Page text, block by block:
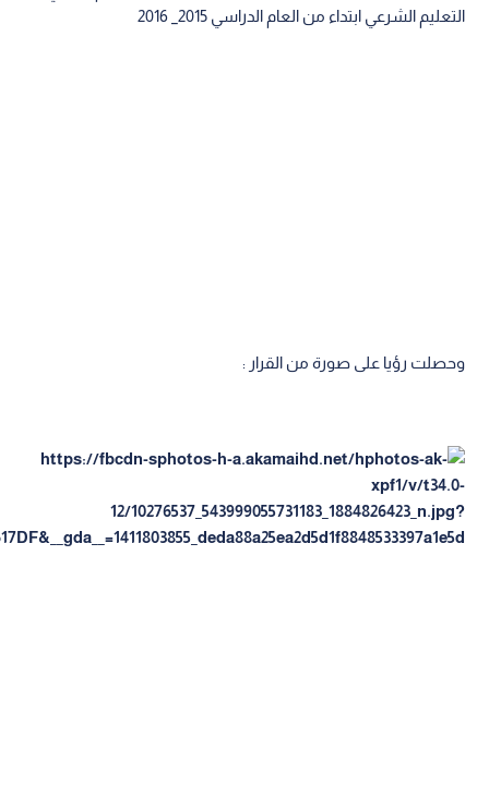
التعليم الشرعي ابتداء من العام الدراسي 2015_ 2016
وحصلت رؤيا على صورة من القرار :